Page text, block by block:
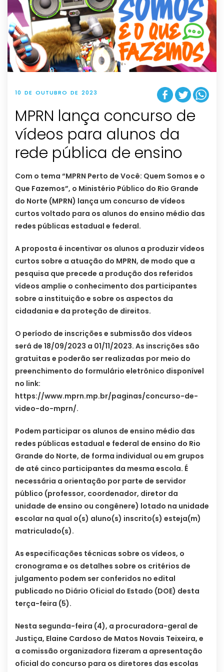
10 DE OUTUBRO DE 2023
MPRN lança concurso de
vídeos para alunos da
rede pública de ensino
Com o tema “MPRN Perto de Você: Quem Somos e o
Que Fazemos”, o Ministério Público do Rio Grande
do Norte (MPRN) lança um concurso de vídeos
curtos voltado para os alunos do ensino médio das
redes públicas estadual e federal.
A proposta é incentivar os alunos a produzir vídeos
curtos sobre a atuação do MPRN, de modo que a
pesquisa que precede a produção dos referidos
vídeos amplie o conhecimento dos participantes
sobre a instituição e sobre os aspectos da
cidadania e da proteção de direitos.
O período de inscrições e submissão dos vídeos
será de 18/09/2023 a 01/11/2023. As inscrições são
gratuitas e poderão ser realizadas por meio do
preenchimento do formulário eletrônico disponível
no link:
https://www.mprn.mp.br/paginas/concurso-de-
video-do-mprn/.
Podem participar os alunos de ensino médio das
redes públicas estadual e federal de ensino do Rio
Grande do Norte, de forma individual ou em grupos
de até cinco participantes da mesma escola. É
necessária a orientação por parte de servidor
público (professor, coordenador, diretor da
unidade de ensino ou congênere) lotado na unidade
escolar na qual o(s) aluno(s) inscrito(s) esteja(m)
matriculado(s).
As especificações técnicas sobre os vídeos, o
cronograma e os detalhes sobre os critérios de
julgamento podem ser conferidos no edital
publicado no Diário Oficial do Estado (DOE) desta
terça-feira (5).
Nesta segunda-feira (4), a procuradora-geral de
Justiça, Elaine Cardoso de Matos Novais Teixeira, e
a comissão organizadora fizeram a apresentação
oficial do concurso para os diretores das escolas